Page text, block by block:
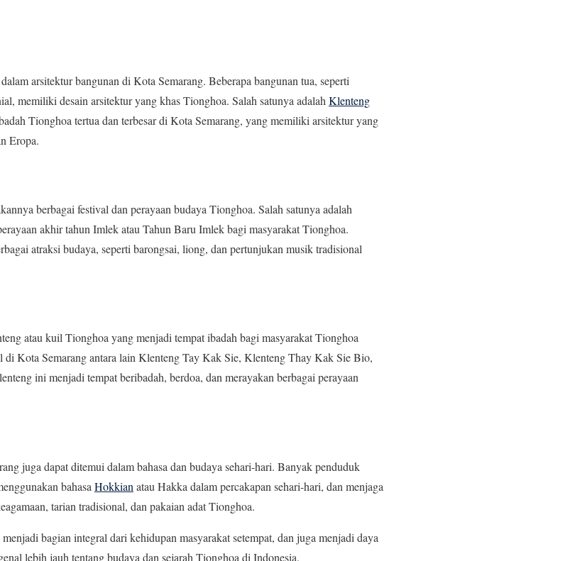
arsitektur bangunan di Kota Semarang. Beberapa bangunan tua, seperti
memiliki desain arsitektur yang khas Tionghoa. Salah satunya adalah Klenteng
Tionghoa tertua dan terbesar di Kota Semarang, yang memiliki arsitektur yang
Eropa.
berbagai festival dan perayaan budaya Tionghoa. Salah satunya adalah
akhir tahun Imlek atau Tahun Baru Imlek bagi masyarakat Tionghoa.
atraksi budaya, seperti barongsai, liong, dan pertunjukan musik tradisional
atau kuil Tionghoa yang menjadi tempat ibadah bagi masyarakat Tionghoa
di Kota Semarang antara lain Klenteng Tay Kak Sie, Klenteng Thay Kak Sie Bio,
ini menjadi tempat beribadah, berdoa, dan merayakan berbagai perayaan
juga dapat ditemui dalam bahasa dan budaya sehari-hari. Banyak penduduk
bahasa Hokkian atau Hakka dalam percakapan sehari-hari, dan menjaga
tarian tradisional, dan pakaian adat Tionghoa.
bagian integral dari kehidupan masyarakat setempat, dan juga menjadi daya
lebih jauh tentang budaya dan sejarah Tionghoa di Indonesia.